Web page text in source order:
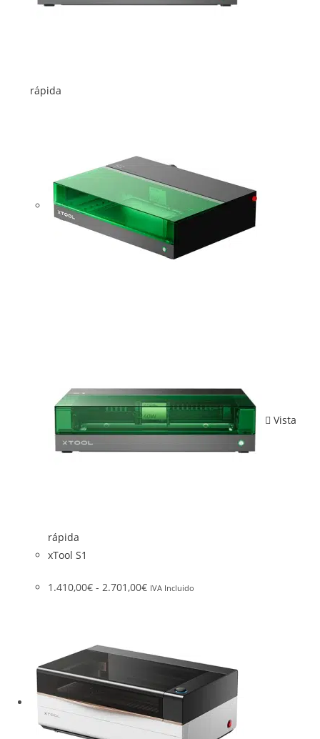
rápida
Vista
rápida
xTool S1
1.410,00€ - 2.701,00€ IVA Incluido